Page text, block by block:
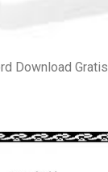
Download Gratis